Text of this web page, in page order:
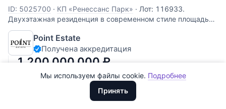
ID: 5025700 · КП «Ренессанс Парк» · Лот: 116933.
Двухэтажная резиденция в современном стиле площадью
1250 м2 расположена на просторном участке 90 соток на
границе с лесом в поселке «Ренессанс Парк» —
капитальный дом возведен по архитектурному проекту
бюро La Project, дизайнерская
Point Estate
Получена аккредитация
1 200 000 000 ₽
Все
Сегодня 0
Вчера
За неделю
ДолларыМы используем файлы cookie. Подробнее
ООО "ХоумХантер" использует cookie для обеспечения
функционирования веб-сайта, аналитики действий на веб-сайте
Принять